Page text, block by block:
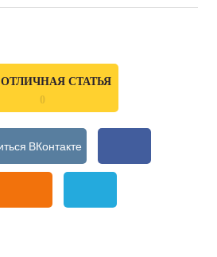
ОТЛИЧНАЯ СТАТЬЯ
0